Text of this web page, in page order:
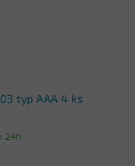
typ AAA 4 ks
24h